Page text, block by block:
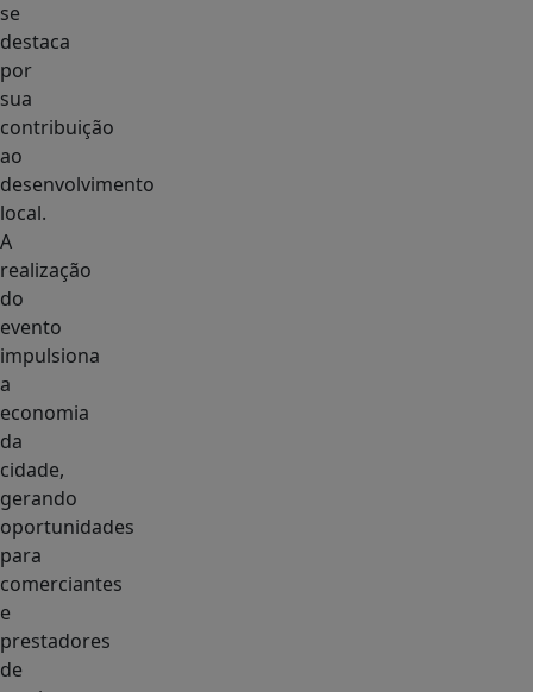
se
destaca
por
sua
contribuição
ao
desenvolvimento
local.
A
realização
do
evento
impulsiona
a
economia
da
cidade,
gerando
oportunidades
para
comerciantes
e
prestadores
de